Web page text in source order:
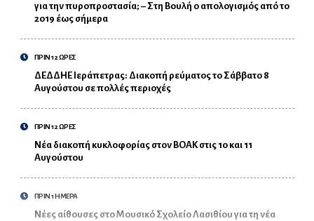
για την πυροπροστασία; – Στη Βουλή ο απολογισμός από το
2019 έως σήμερα
ΠΡΙΝ 12 ΩΡΕΣ
ΔΕΔΔΗΕ Ιεράπετρας: Διακοπή ρεύματος το Σάββατο 8
Αυγούστου σε πολλές περιοχές
ΠΡΙΝ 12 ΩΡΕΣ
Νέα διακοπή κυκλοφορίας στον ΒΟΑΚ στις 10 και 11
Αυγούστου
ΠΡΙΝ 1 ΗΜΕΡΑ
Νέες αίθουσες στο Μουσικό Σχολείο Λασιθίου για τη νέα